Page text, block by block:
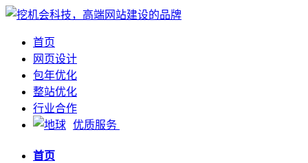
首页
网页设计
包年优化
整站优化
行业合作
优质服务
首页